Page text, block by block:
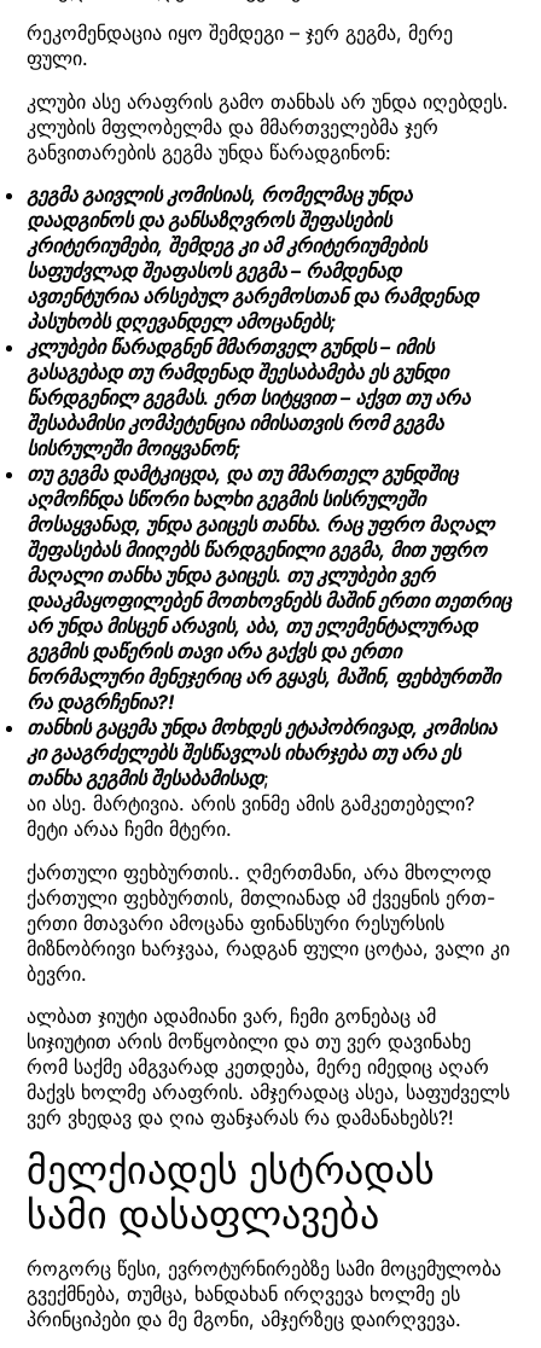
რეკომენდაცია იყო შემდეგი – ჯერ გეგმა, მერე
ფული.
კლუბი ასე არაფრის გამო თანხას არ უნდა იღებდეს.
კლუბის მფლობელმა და მმართველებმა ჯერ
განვითარების გეგმა უნდა წარადგინონ:
გეგმა გაივლის კომისიას, რომელმაც უნდა
დაადგინოს და განსაზღვროს შეფასების
კრიტერიუმები, შემდეგ კი ამ კრიტერიუმების
საფუძვლად შეაფასოს გეგმა – რამდენად
ავთენტურია არსებულ გარემოსთან და რამდენად
პასუხობს დღევანდელ ამოცანებს;
კლუბები წარადგნენ მმართველ გუნდს – იმის
გასაგებად თუ რამდენად შეესაბამება ეს გუნდი
წარდგენილ გეგმას. ერთ სიტყვით – აქვთ თუ არა
შესაბამისი კომპეტენცია იმისათვის რომ გეგმა
სისრულეში მოიყვანონ;
თუ გეგმა დამტკიცდა, და თუ მმართელ გუნდშიც
აღმოჩნდა სწორი ხალხი გეგმის სისრულეში
მოსაყვანად, უნდა გაიცეს თანხა. რაც უფრო მაღალ
შეფასებას მიიღებს წარდგენილი გეგმა, მით უფრო
მაღალი თანხა უნდა გაიცეს. თუ კლუბები ვერ
დააკმაყოფილებენ მოთხოვნებს მაშინ ერთი თეთრიც
არ უნდა მისცენ არავის, აბა, თუ ელემენტალურად
გეგმის დაწერის თავი არა გაქვს და ერთი
ნორმალური მენეჯერიც არ გყავს, მაშინ, ფეხბურთში
რა დაგრჩენია?!
თანხის გაცემა უნდა მოხდეს ეტაპობრივად, კომისია
კი გააგრძელებს შესწავლას იხარჯება თუ არა ეს
თანხა გეგმის შესაბამისად;
აი ასე. მარტივია. არის ვინმე ამის გამკეთებელი?
მეტი არაა ჩემი მტერი.
ქართული ფეხბურთის.. ღმერთმანი, არა მხოლოდ
ქართული ფეხბურთის, მთლიანად ამ ქვეყნის ერთ-
ერთი მთავარი ამოცანა ფინანსური რესურსის
მიზნობრივი ხარჯვაა, რადგან ფული ცოტაა, ვალი კი
ბევრი.
ალბათ ჯიუტი ადამიანი ვარ, ჩემი გონებაც ამ
სიჯიუტით არის მოწყობილი და თუ ვერ დავინახე
რომ საქმე ამგვარად კეთდება, მერე იმედიც აღარ
მაქვს ხოლმე არაფრის. ამჯერადაც ასეა, საფუძველს
ვერ ვხედავ და ღია ფანჯარას რა დამანახებს?!
მელქიადეს ესტრადას
სამი დასაფლავება
როგორც წესი, ევროტურნირებზე სამი მოცემულობა
გვექმნება, თუმცა, ხანდახან ირღვევა ხოლმე ეს
პრინციპები და მე მგონი, ამჯერზეც დაირღვევა.